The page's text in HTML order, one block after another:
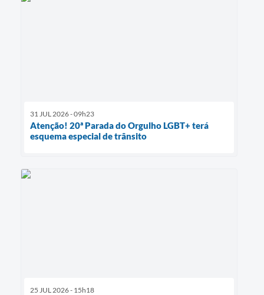
31 JUL 2026 - 09h23
Atenção! 20ª Parada do Orgulho LGBT+ terá
esquema especial de trânsito
25 JUL 2026 - 15h18